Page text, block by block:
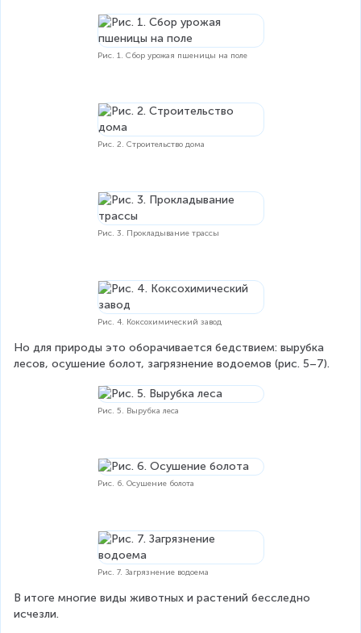
Рис. 1. Сбор урожая пшеницы на поле
Рис. 2. Строительство дома
Рис. 3. Прокладывание трассы
Рис. 4. Коксохимический завод
Но для природы это оборачивается бедствием: вырубка
лесов, осушение болот, загрязнение водоемов (рис. 5–7).
Рис. 5. Вырубка леса
Рис. 6. Осушение болота
Рис. 7. Загрязнение водоема
В итоге многие виды животных и растений бесследно
исчезли.